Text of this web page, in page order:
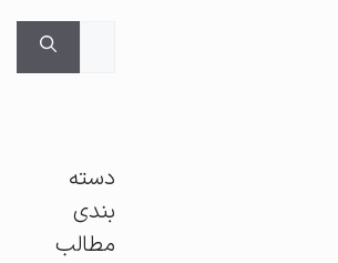
دسته
بندی
مطالب